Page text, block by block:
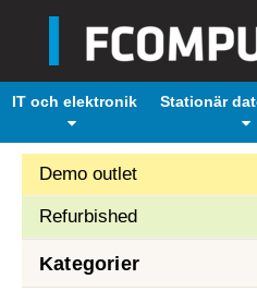
IT och elektronik Stationär
Demo outlet
Refurbished
Kategorier